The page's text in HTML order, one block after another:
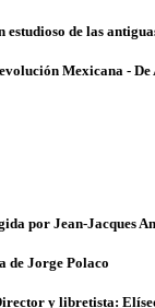
estudioso de las
Mexicana -
por Jean-Jacques
de Jorge Polaco
y libretista: